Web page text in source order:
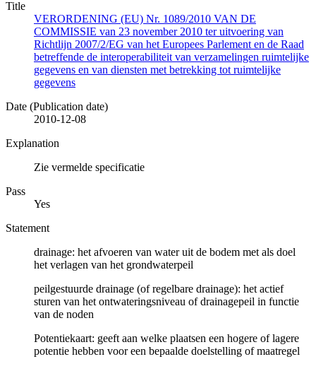
Title
VERORDENING (EU) Nr. 1089/2010 VAN DE
COMMISSIE van 23 november 2010 ter uitvoering van
Richtlijn 2007/2/EG van het Europees Parlement en de Raad
betreffende de interoperabiliteit van verzamelingen ruimtelijke
gegevens en van diensten met betrekking tot ruimtelijke
gegevens
Date (Publication date)
2010-12-08
Explanation
Zie vermelde specificatie
Pass
Yes
Statement
drainage: het afvoeren van water uit de bodem met als doel
het verlagen van het grondwaterpeil
peilgestuurde drainage (of regelbare drainage): het actief
sturen van het ontwateringsniveau of drainagepeil in functie
van de noden
Potentiekaart: geeft aan welke plaatsen een hogere of lagere
potentie hebben voor een bepaalde doelstelling of maatregel